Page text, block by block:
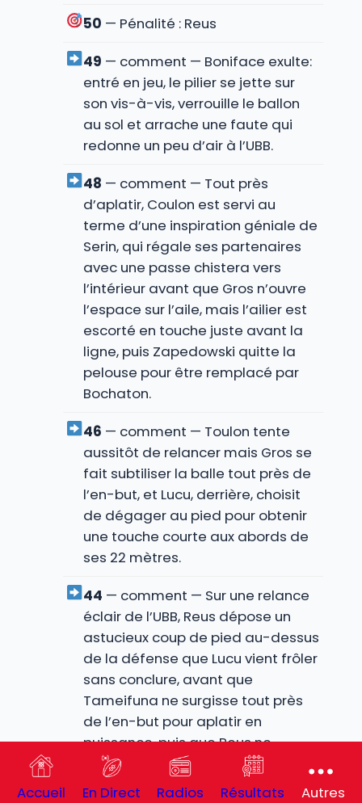
50 — Pénalité : Reus
49 — comment — Boniface exulte:
entré en jeu, le pilier se jette sur
son vis-à-vis, verrouille le ballon
au sol et arrache une faute qui
redonne un peu d’air à l’UBB.
48 — comment — Tout près
d’aplatir, Coulon est servi au
terme d’une inspiration géniale de
Serin, qui régale ses partenaires
avec une passe chistera vers
l’intérieur avant que Gros n’ouvre
l’espace sur l’aile, mais l’ailier est
escorté en touche juste avant la
ligne, puis Zapedowski quitte la
pelouse pour être remplacé par
Bochaton.
46 — comment — Toulon tente
aussitôt de relancer mais Gros se
fait subtiliser la balle tout près de
l’en-but, et Lucu, derrière, choisit
de dégager au pied pour obtenir
une touche courte aux abords de
ses 22 mètres.
44 — comment — Sur une relance
éclair de l’UBB, Reus dépose un
astucieux coup de pied au-dessus
de la défense que Lucu vient frôler
sans conclure, avant que
Tameifuna ne surgisse tout près
de l’en-but pour aplatir en
puissance, puis que Reus ne
bonifie cette réalisation au pied.
Accueil En Direct Radios Résultats Autres